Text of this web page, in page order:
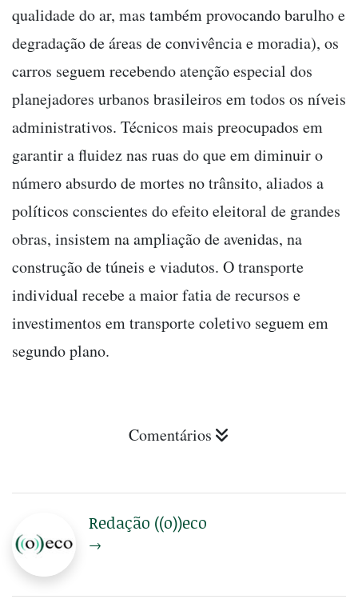
qualidade do ar, mas também provocando barulho e
degradação de áreas de convivência e moradia), os
carros seguem recebendo atenção especial dos
planejadores urbanos brasileiros em todos os níveis
administrativos. Técnicos mais preocupados em
garantir a fluidez nas ruas do que em diminuir o
número absurdo de mortes no trânsito, aliados a
políticos conscientes do efeito eleitoral de grandes
obras, insistem na ampliação de avenidas, na
construção de túneis e viadutos. O transporte
individual recebe a maior fatia de recursos e
investimentos em transporte coletivo seguem em
segundo plano.
Comentários
Redação ((o))eco
→